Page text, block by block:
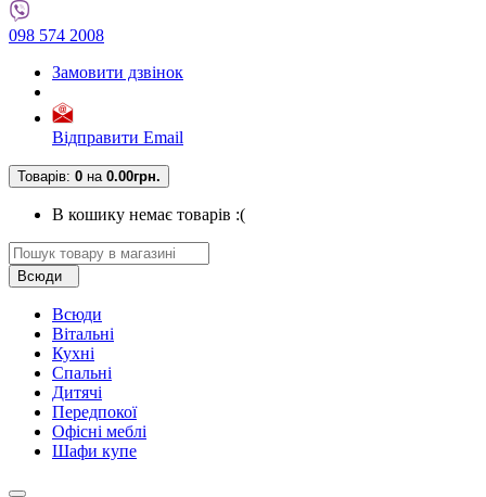
098 574 2008
Замовити дзвінок
Відправити Email
Товарів: 0 на 0.00грн.
В кошику немає товарів :(
Всюди
Всюди
Вітальні
Кухні
Спальні
Дитячі
Передпокої
Офісні меблі
Шафи купе